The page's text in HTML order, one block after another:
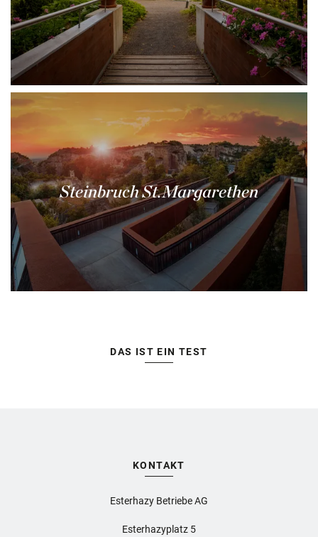
Steinbruch St.Margarethen
DAS IST EIN TEST
KONTAKT
Esterhazy Betriebe AG
Esterhazyplatz 5